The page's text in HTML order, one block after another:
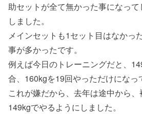
助セットが全て無かった事になっ
しました。
メインセットも1セット目はなかっ
事が多かったです。
例えば今日のトレーニングだと、
合、160kgを19回やっただけになっ
これが嫌だから、去年は途中から
149kgでやるようにしました。